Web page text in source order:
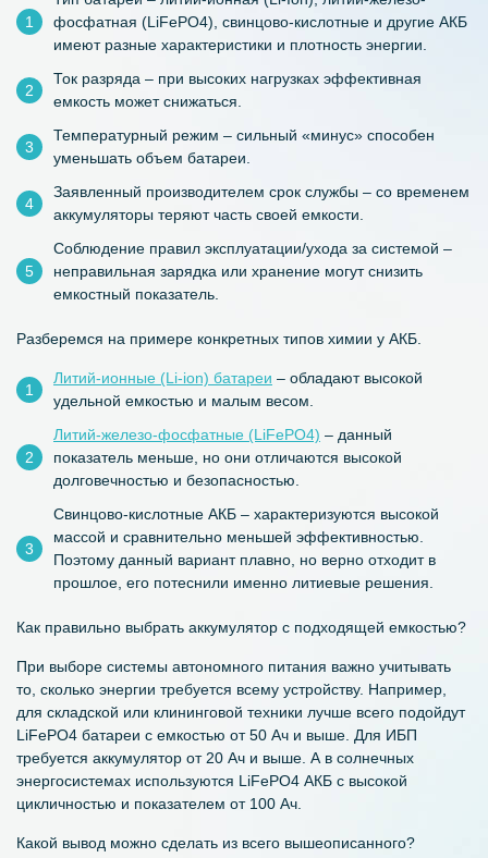
фосфатная (LiFePO4), свинцово-кислотные и другие АКБ
имеют разные характеристики и плотность энергии.
Ток разряда – при высоких нагрузках эффективная
емкость может снижаться.
Температурный режим – сильный «минус» способен
уменьшать объем батареи.
Заявленный производителем срок службы – со временем
аккумуляторы теряют часть своей емкости.
Соблюдение правил эксплуатации/ухода за системой –
неправильная зарядка или хранение могут снизить
емкостный показатель.
Разберемся на примере конкретных типов химии у АКБ.
Литий-ионные (Li-ion) батареи – обладают высокой
удельной емкостью и малым весом.
Литий-железо-фосфатные (LiFePO4) – данный
показатель меньше, но они отличаются высокой
долговечностью и безопасностью.
Свинцово-кислотные АКБ – характеризуются высокой
массой и сравнительно меньшей эффективностью.
Поэтому данный вариант плавно, но верно отходит в
прошлое, его потеснили именно литиевые решения.
Как правильно выбрать аккумулятор с подходящей емкостью?
При выборе системы автономного питания важно учитывать
то, сколько энергии требуется всему устройству. Например,
для складской или клининговой техники лучше всего подойдут
LiFePO4 батареи с емкостью от 50 Ач и выше. Для ИБП
требуется аккумулятор от 20 Ач и выше. А в солнечных
энергосистемах используются LiFePO4 АКБ с высокой
цикличностью и показателем от 100 Ач.
Какой вывод можно сделать из всего вышеописанного?